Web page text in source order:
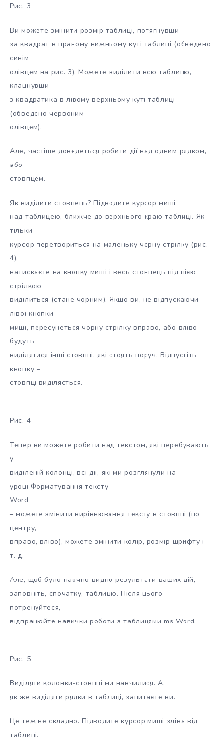
Рис. 3
Ви можете змінити розмір таблиці, потягнувши
за квадрат в правому нижньому куті таблиці (обведено
синім
олівцем на рис. 3). Можете виділити всю таблицю,
клацнувши
з квадратика в лівому верхньому куті таблиці
(обведено червоним
олівцем).
Але, частіше доведеться робити дії над одним рядком,
або
стовпцем.
Як виділити стовпець? Підводите курсор миші
над таблицею, ближче до верхнього краю таблиці. Як
тільки
курсор перетвориться на маленьку чорну стрілку (рис.
4),
натискаєте на кнопку миші і весь стовпець під цією
стрілкою
виділиться (стане чорним). Якщо ви, не відпускаючи
лівої кнопки
миші, пересунеться чорну стрілку вправо, або вліво –
будуть
виділятися інші стовпці, які стоять поруч. Відпустіть
кнопку –
стовпці виділяється.
Рис. 4
Тепер ви можете робити над текстом, які перебувають
у
виділеній колонці, всі дії, які ми розглянули на
уроці Форматування тексту
Word
– можете змінити вирівнювання тексту в стовпці (по
центру,
вправо, вліво), можете змінити колір, розмір шрифту і
т. д.
Але, щоб було наочно видно результати ваших дій,
заповніть, спочатку, таблицю. Після цього
потренуйтеся,
відпрацюйте навички роботи з таблицями ms Word.
Рис. 5
Виділяти колонки-стовпці ми навчилися. А,
як же виділяти рядки в таблиці, запитаєте ви.
Це теж не складно. Підводите курсор миші зліва від
таблиці.